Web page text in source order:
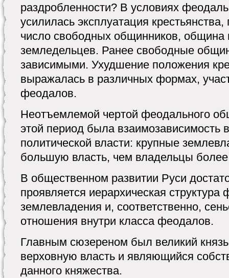
раздробленности? В условиях
усилилась эксплуатация
число свободных общинников, община
земледельцев. Ранее свободные
зависимыми. Ухудшение положения
выражалась в различных формах,
феодалов.
Неотъемлемой чертой феодального
этой период была взаимозависимость
политической власти: крупные
большую власть, чем владельцы более
В общественном развитии Руси
проявляется иерархическая структура
землевладения и, соответственно,
отношения внутри класса феодалов.
Главным сюзереном был великий
верховную власть и являющийся
данного княжества.